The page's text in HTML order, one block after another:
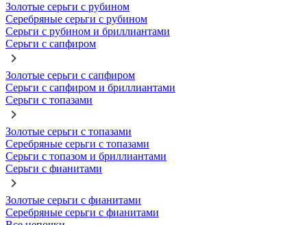
Золотые серьги с рубином
Серебряные серьги с рубином
Серьги с рубином и бриллиантами
Серьги с сапфиром
Золотые серьги с сапфиром
Серьги с сапфиром и бриллиантами
Серьги с топазами
Золотые серьги с топазами
Серебряные серьги с топазами
Серьги с топазом и бриллиантами
Серьги с фианитами
Золотые серьги с фианитами
Серебряные серьги с фианитами